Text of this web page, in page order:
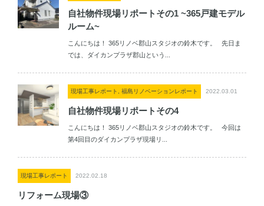
自社物件現場リポートその1 ~365戸建モデル
ルーム~
こんにちは！ 365リノベ郡山スタジオの鈴木です。 先日ま
では、ダイカンプラザ郡山という...
現場工事レポート, 福島リノベーションレポート 2022.03.01
自社物件現場リポートその4
こんにちは！ 365リノベ郡山スタジオの鈴木です。 今回は
第4回目のダイカンプラザ現場リ...
現場工事レポート 2022.02.18
リフォーム現場③